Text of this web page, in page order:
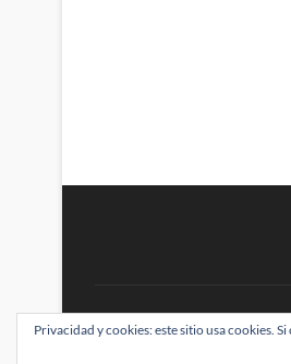
BRAINSTOMPING| Diseñado
Privacidad y cookies: este sitio usa cookies.